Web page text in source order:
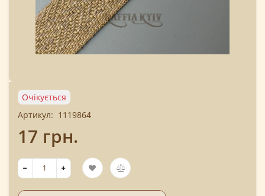
Очікується
Артикул: 1119864
17 грн.